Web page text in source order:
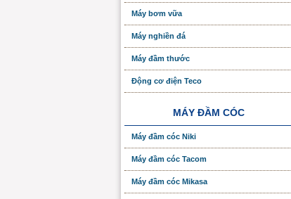
Máy bơm vữa
Máy nghiền đá
Máy đầm thước
Động cơ điện Teco
MÁY ĐẦM CÓC
Máy đầm cóc Niki
Máy đầm cóc Tacom
Máy đầm cóc Mikasa